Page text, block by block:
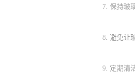
7. 保持玻
8. 避免让
9. 定期清